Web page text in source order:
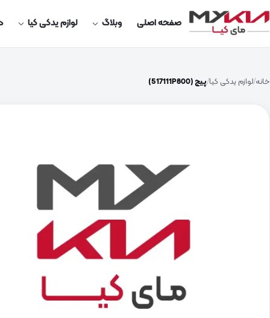
صفحه اصلی وبلاگ لوازم یدکی کیا
خانه لوازم یدکی کیا پیچ (517111P800)